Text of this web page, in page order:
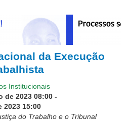
e conciliação – Cejusc 1º e 2º
da Execução
Institucionais
de 2023 08:00 -
2023 15:00
do Trabalho e o Tribunal